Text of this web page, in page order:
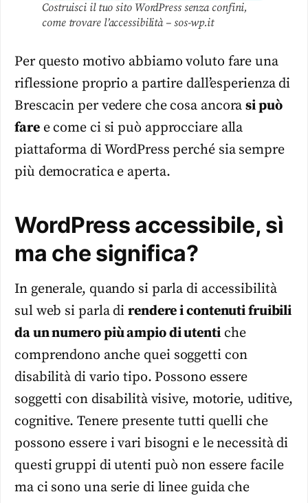
Costruisci il tuo sito WordPress senza confini,
come trovare l’accessibilità – sos-wp.it
Per questo motivo abbiamo voluto fare una
riflessione proprio a partire dall’esperienza di
Brescacin per vedere che cosa ancorasi può
faree come ci si può approcciare alla
piattaforma di WordPress perché sia sempre
più democratica e aperta.
WordPress accessibile, sì
ma che significa?
In generale, quando si parla di accessibilità
sul web si parla di rendere i contenuti fruibili
da un numero più ampio di utentiche
comprendono anche quei soggetti con
disabilità di vario tipo. Possono essere
soggetti con disabilità visive, motorie, uditive,
cognitive. Tenere presente tutti quelli che
possono essere i vari bisogni e le necessità di
questi gruppi di utenti può non essere facile
ma ci sono una serie di linee guida che